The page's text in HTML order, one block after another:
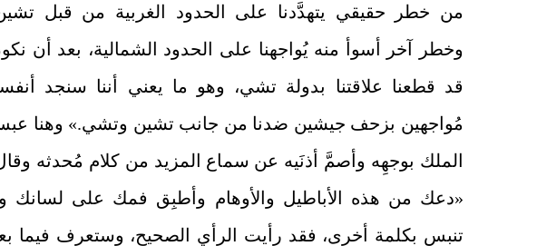
من خطر حقيقي يتهدَّدنا على الحدود الغربية من قبل
وخطر آخر أسوأ منه يُواجهنا على الحدود الشمالية، بعد أن
قد قطعنا علاقتنا بدولة تشي، وهو ما يعني أننا سنجد
مُواجهين بزحف جيشين ضدنا من جانب تشين وتشي.» وهنا
الملك بوجهِه وأصمَّ أذنَيه عن سماع المزيد من كلام مُحدثه
«دعك من هذه الأباطيل والأوهام وأطبِق فمك على لسانك
تنبس بكلمة أخرى، فقد رأيت الرأي الصحيح، وستعرف فيما